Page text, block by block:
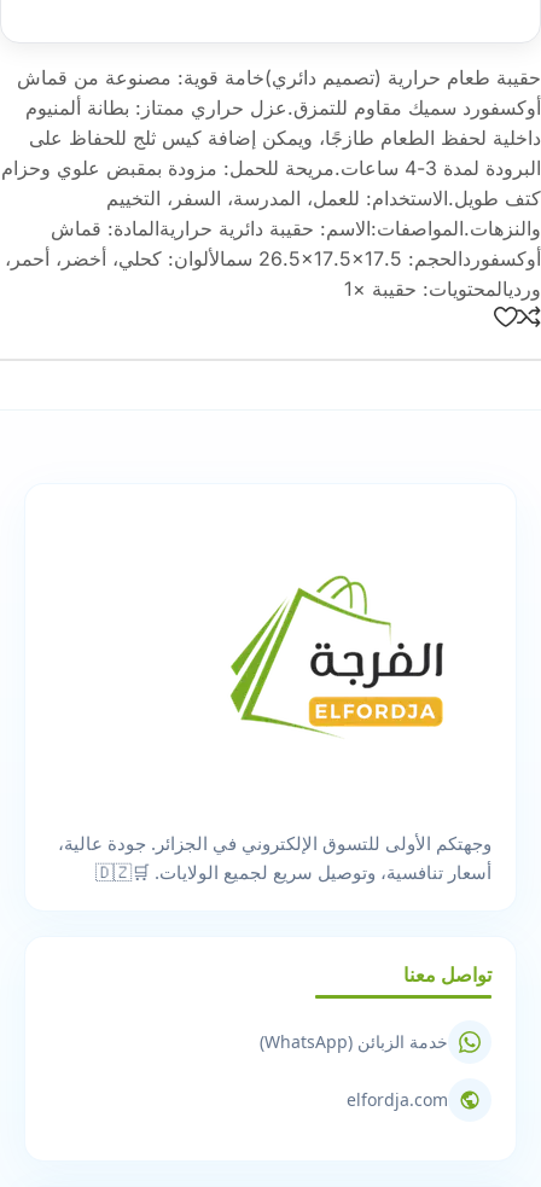
حقيبة طعام حرارية (تصميم دائري)خامة قوية: مصنوعة من قماش
أوكسفورد سميك مقاوم للتمزق.عزل حراري ممتاز: بطانة ألمنيوم
داخلية لحفظ الطعام طازجًا، ويمكن إضافة كيس ثلج للحفاظ على
البرودة لمدة 3-4 ساعات.مريحة للحمل: مزودة بمقبض علوي وحزام
كتف طويل.الاستخدام: للعمل، المدرسة، السفر، التخييم
والنزهات.المواصفات:الاسم: حقيبة دائرية حراريةالمادة: قماش
أوكسفوردالحجم: ‎26.5×17.5×17.5 سمالألوان: كحلي، أخضر، أحمر،
ورديالمحتويات: حقيبة ×1
وجهتكم الأولى للتسوق الإلكتروني في الجزائر. جودة عالية،
أسعار تنافسية، وتوصيل سريع لجميع الولايات. 🛒🇩🇿
تواصل معنا
خدمة الزبائن (WhatsApp)
elfordja.com